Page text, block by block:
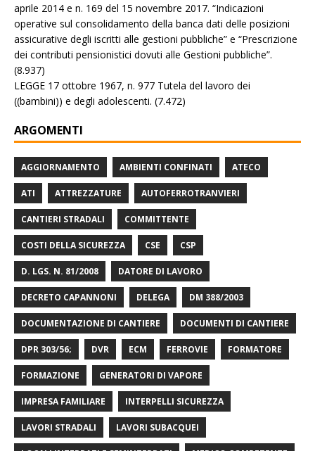
aprile 2014 e n. 169 del 15 novembre 2017. “Indicazioni
operative sul consolidamento della banca dati delle posizioni
assicurative degli iscritti alle gestioni pubbliche” e “Prescrizione
dei contributi pensionistici dovuti alle Gestioni pubbliche”.
(8.937)
LEGGE 17 ottobre 1967, n. 977 Tutela del lavoro dei
((bambini)) e degli adolescenti. (7.472)
ARGOMENTI
AGGIORNAMENTO AMBIENTI CONFINATI ATECO
ATI ATTREZZATURE AUTOFERROTRANVIERI
CANTIERI STRADALI COMMITTENTE
COSTI DELLA SICUREZZA CSE CSP
D. LGS. N. 81/2008 DATORE DI LAVORO
DECRETO CAPANNONI DELEGA DM 388/2003
DOCUMENTAZIONE DI CANTIERE DOCUMENTI DI CANTIERE
DPR 303/56; DVR ECM FERROVIE FORMATORE
FORMAZIONE GENERATORI DI VAPORE
IMPRESA FAMILIARE INTERPELLI SICUREZZA
LAVORI STRADALI LAVORI SUBACQUEI